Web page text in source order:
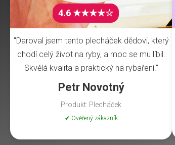
4.6 ★★★★☆
"Daroval jsem tento plecháček dědovi, který
chodí celý život na ryby, a moc se mu líbil.
Skvělá kvalita a praktický na rybaření."
Petr Novotný
Produkt: Plecháček
✔ Ověřený zákazník